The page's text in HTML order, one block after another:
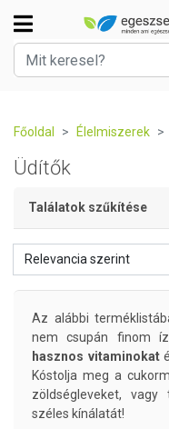
Főoldal Élelmiszerek
Üdítők
Találatok szűkítése
Relevancia szerint
Az alábbi
nem csupán finom
hasznos vitaminokat
Kóstolja meg a
zöldségleveket,
széles kínálatát!